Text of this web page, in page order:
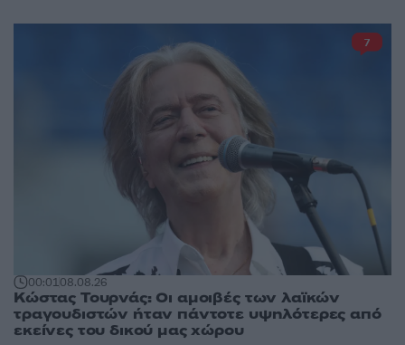
00:0108.08.26
Κώστας Τουρνάς: Οι αμοιβές των λαϊκών
τραγουδιστών ήταν πάντοτε υψηλότερες από
εκείνες του δικού μας χώρου
7